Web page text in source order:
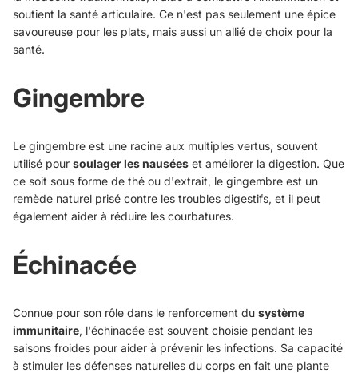
soutient la santé articulaire. Ce n'est pas seulement une épice
savoureuse pour les plats, mais aussi un allié de choix pour la
santé.
Gingembre
Le gingembre est une racine aux multiples vertus, souvent
utilisé pour soulager les nausées et améliorer la digestion. Que
ce soit sous forme de thé ou d'extrait, le gingembre est un
remède naturel prisé contre les troubles digestifs, et il peut
également aider à réduire les courbatures.
Échinacée
Connue pour son rôle dans le renforcement du système
immunitaire, l'échinacée est souvent choisie pendant les
saisons froides pour aider à prévenir les infections. Sa capacité
à stimuler les défenses naturelles du corps en fait une plante